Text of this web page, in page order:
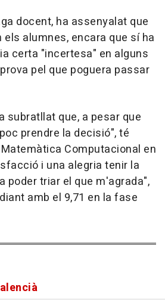
docent, ha assenyalat que
alumnes, encara que sí ha
certa "incertesa" en alguns
pel que poguera passar
subratllat que, a pesar que
prendre la decisió", té
Computacional en
i una alegria tenir la
poder triar el que m'agrada",
amb el 9,71 en la fase